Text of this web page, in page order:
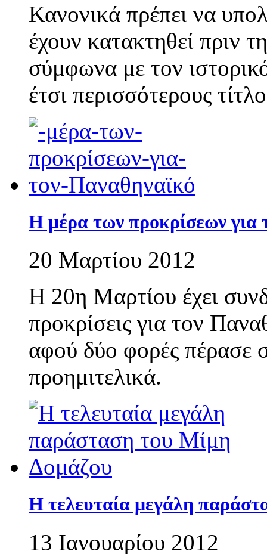
Κανονικά πρέπει να
έχουν κατακτηθεί πριν
σύμφωνα με τον
έτσι περισσότερους
Η μέρα των προκρίσεων για
20 Μαρτίου 2012
Η 20η Μαρτίου έχει
προκρίσεις για τον
αφού δύο φορές πέρασε
προημιτελικά.
Η τελευταία μεγάλη
13 Ιανουαρίου 2012